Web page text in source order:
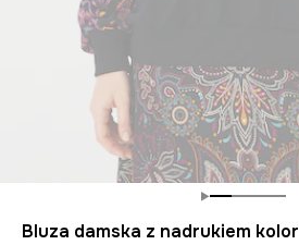
Bluza damska z nadrukiem